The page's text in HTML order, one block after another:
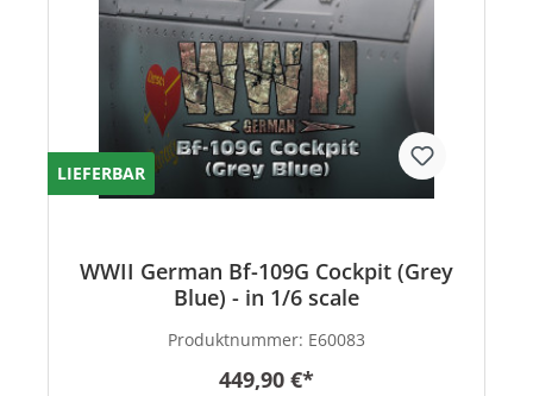
LIEFERBAR
WWII German Bf-109G Cockpit (Grey
Blue) - in 1/6 scale
Produktnummer: E60083
449,90 €*